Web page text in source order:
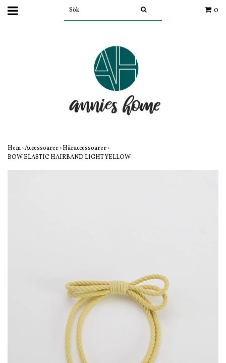
0
Hem›Accessoarer›Håraccessoarer›
BOW ELASTIC HAIRBAND LIGHT YELLOW